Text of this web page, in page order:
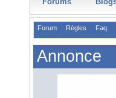
Forum Règles Faq
Annonce